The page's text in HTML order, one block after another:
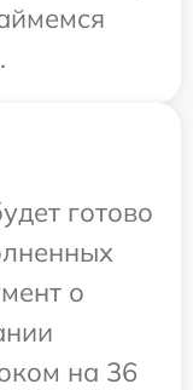
готово
о
на 36